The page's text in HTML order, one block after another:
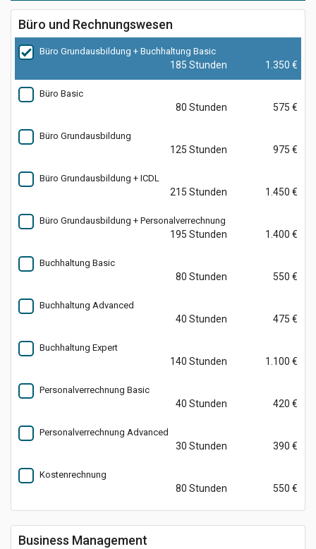
Büro und Rechnungswesen
Büro Grundausbildung + Buchhaltung Basic
185 Stunden 1.350 €
Büro Basic
80 Stunden 575 €
Büro Grundausbildung
125 Stunden 975 €
Büro Grundausbildung + ICDL
215 Stunden 1.450 €
Büro Grundausbildung + Personalverrechnung
195 Stunden 1.400 €
Buchhaltung Basic
80 Stunden 550 €
Buchhaltung Advanced
40 Stunden 475 €
Buchhaltung Expert
140 Stunden 1.100 €
Personalverrechnung Basic
40 Stunden 420 €
Personalverrechnung Advanced
30 Stunden 390 €
Kostenrechnung
80 Stunden 550 €
Business Management